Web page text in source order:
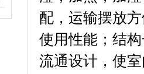
配，运输摆
使用性能；
流通设计，使